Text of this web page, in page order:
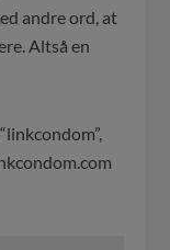
andre ord, at
Altså en